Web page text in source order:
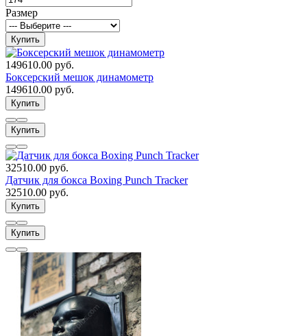
Размер
Купить
149610.00 руб.
Боксерский мешок динамометр
149610.00 руб.
Купить
Купить
32510.00 руб.
Датчик для бокса Boxing Punch Tracker
32510.00 руб.
Купить
Купить